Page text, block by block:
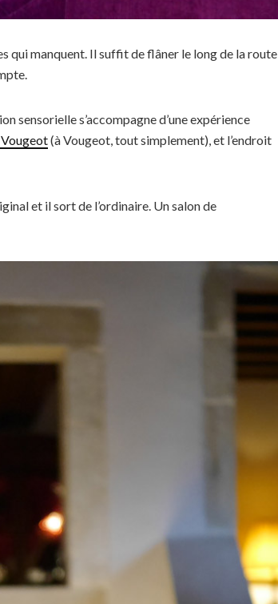
qui manquent. Il suffit de flâner le long de la route
sensorielle s’accompagne d’une expérience
(à Vougeot, tout simplement), et l’endroit
et il sort de l’ordinaire. Un salon de